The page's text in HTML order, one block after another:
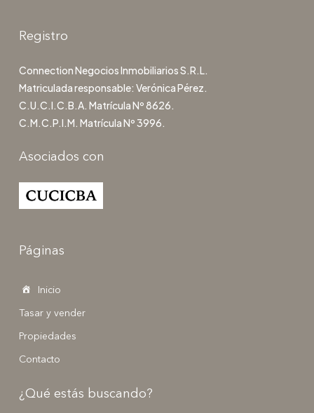
Registro
Connection Negocios Inmobiliarios S.R.L.
Matriculada responsable: Verónica Pérez.
C.U.C.I.C.B.A. Matrícula Nº 8626.
C.M.C.P.I.M. Matrícula Nº 3996.
Asociados con
Páginas
Inicio
Tasar y vender
Propiedades
Contacto
¿Qué estás buscando?